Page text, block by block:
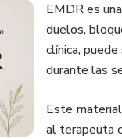
EMDR es
duelos,
clínica,
durante las
Este
al terapeuta